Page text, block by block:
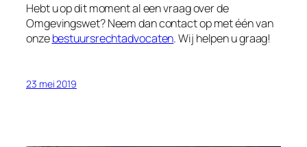
Hebt u op dit moment al een vraag over de
Omgevingswet? Neem dan contact op met één van
onzebestuursrechtadvocaten. Wij helpen u graag!
23 mei 2019